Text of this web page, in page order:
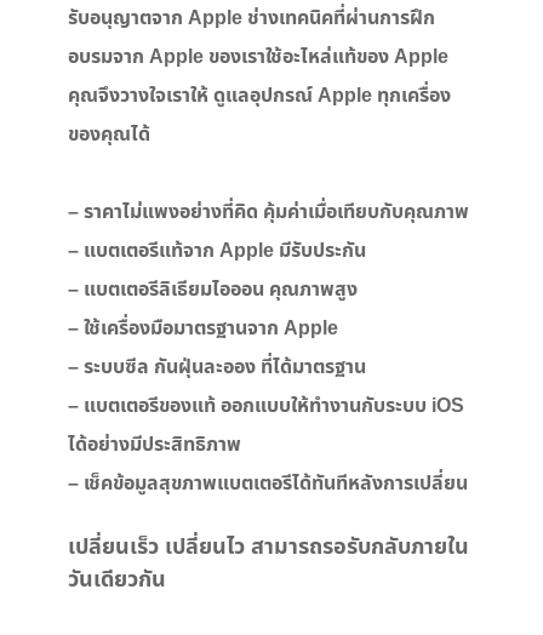
รับอนุญาตจาก Apple ช่างเทคนิคที่ผ่านการฝึก
อบรมจาก Apple ของเราใช้อะไหล่แท้ของ Apple
คุณจึงวางใจเราให้ ดูแลอุปกรณ์ Apple ทุกเครื่อง
ของคุณได้
– ราคาไม่แพงอย่างที่คิด คุ้มค่าเมื่อเทียบกับคุณภาพ
– แบตเตอรีแท้จาก Apple มีรับประกัน
– แบตเตอรีลิเธียมไอออน คุณภาพสูง
– ใช้เครื่องมือมาตรฐานจาก Apple
– ระบบซีล กันฝุ่นละออง ที่ได้มาตรฐาน
– แบตเตอรีของแท้ ออกแบบให้ทำงานกับระบบ iOS
ได้อย่างมีประสิทธิภาพ
– เช็คข้อมูลสุขภาพแบตเตอรีได้ทันทีหลังการเปลี่ยน
เปลี่ยนเร็ว เปลี่ยนไว สามารถรอรับกลับภายใน
วันเดียวกัน